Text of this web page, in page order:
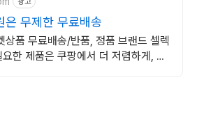
은 무제한 무료배송
상품 무료배송/반품, 정품 브랜드 셀렉
한 제품은 쿠팡에서 더 저렴하게, 로